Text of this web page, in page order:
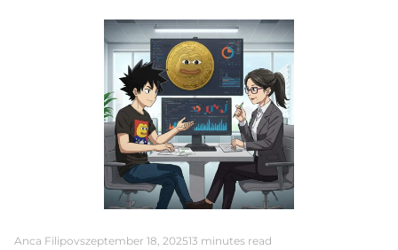
Anca Filipovszeptember 18, 202513 minutes read